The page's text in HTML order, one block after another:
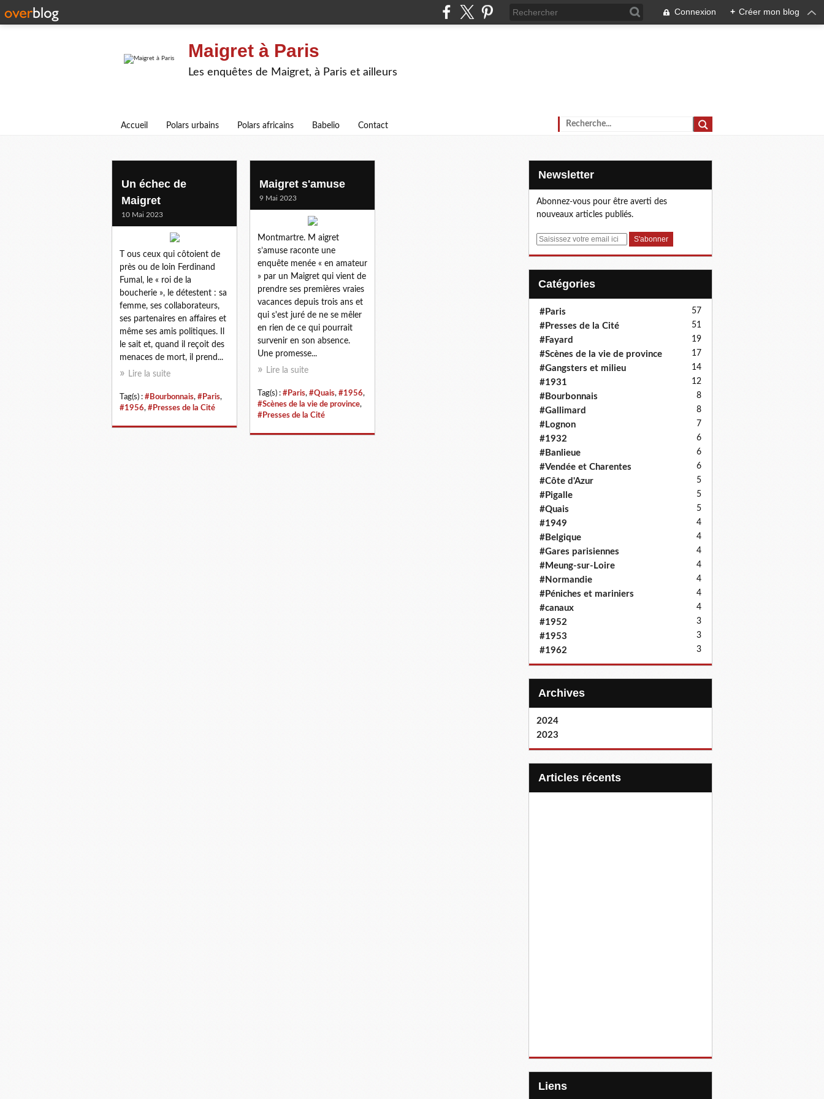
Connexion + Créer mon blog
Maigret à Paris
Les enquêtes de Maigret, à Paris et ailleurs
Accueil Polars urbains Polars africains Babelio Contact
1956
Un échec de
Maigret
10 Mai 2023
T ous ceux qui côtoient de
près ou de loin Ferdinand
Fumal, le « roi de la
boucherie », le détestent : sa
femme, ses collaborateurs,
ses partenaires en affaires et
même ses amis politiques. Il
le sait et, quand il reçoit des
menaces de mort, il prend...
Lire la suite
Tag(s) : #Bourbonnais, #Paris,
#1956, #Presses de la Cité
Maigret s'amuse
9 Mai 2023
Montmartre. M aigret
s’amuse raconte une
enquête menée « en amateur
» par un Maigret qui vient de
prendre ses premières vraies
vacances depuis trois ans et
qui s'est juré de ne se mêler
en rien de ce qui pourrait
survenir en son absence.
Une promesse...
Lire la suite
Tag(s) : #Paris, #Quais, #1956,
#Scènes de la vie de province,
#Presses de la Cité
Newsletter
Abonnez-vous pour être averti des
nouveaux articles publiés.
E
Catégories
#Paris 57
#Presses de la Cité 51
#Fayard 19
#Scènes de la vie de province 17
#Gangsters et milieu 14
#1931 12
#Bourbonnais 8
#Gallimard 8
#Lognon 7
#1932 6
#Banlieue 6
#Vendée et Charentes 6
#Côte d'Azur 5
#Pigalle 5
#Quais 5
#1949 4
#Belgique 4
#Gares parisiennes 4
#Meung-sur-Loire 4
#Normandie 4
#Péniches et mariniers 4
#canaux 4
#1952 3
#1953 3
#1962 3
Archives
2024
2023
articles récents
Liens